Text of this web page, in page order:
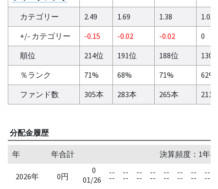
カテゴリー
2.49 1.69 1.38
1.05
+/- カテゴリー
-0.15 -0.02 -0.02
0
順位
214位 191位 188位
130
％ランク
71% 68% 71%
62%
ファンド数
305本 283本 265本 211
分配金履歴
年 年合計 決算頻度：1年
2026年 0円
0
01/26
--
--
--
--
--
--
--
--
--
--
--
--
--
--
--
--